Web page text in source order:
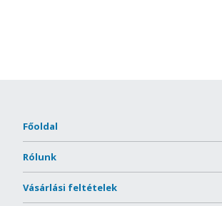
Főoldal
Rólunk
Vásárlási feltételek